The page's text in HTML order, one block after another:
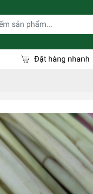
Đặt hàng nhanh